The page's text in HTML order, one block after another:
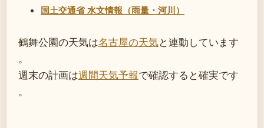
国土交通省 水文情報（雨量・河川）
鶴舞公園の天気は名古屋の天気と連動しています
。
週末の計画は週間天気予報で確認すると確実です
。